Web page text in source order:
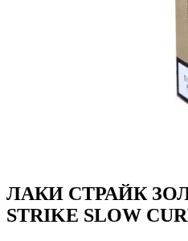
ЛАКИ СТРАЙК
STRIKE SLOW